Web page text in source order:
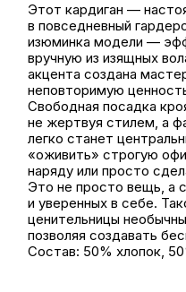
Этот кардиган —
в повседневный
изюминка модели —
вручную из изящных
акцента создана
неповторимую
Свободная посадка
не жертвуя стилем, а
легко станет
«оживить» строгую
наряду или просто
Это не просто вещь, а
и уверенных в себе.
ценительницы
позволяя создавать
Состав: 50% хлопок,